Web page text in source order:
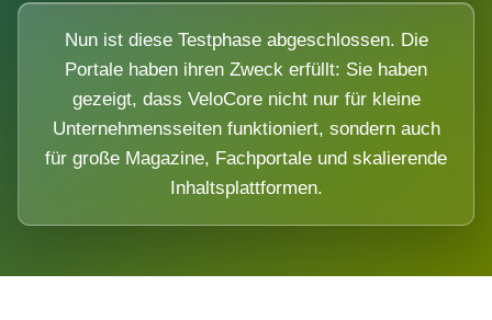
Nun ist diese Testphase abgeschlossen. Die
Portale haben ihren Zweck erfüllt: Sie haben
gezeigt, dass VeloCore nicht nur für kleine
Unternehmensseiten funktioniert, sondern auch
für große Magazine, Fachportale und skalierende
Inhaltsplattformen.